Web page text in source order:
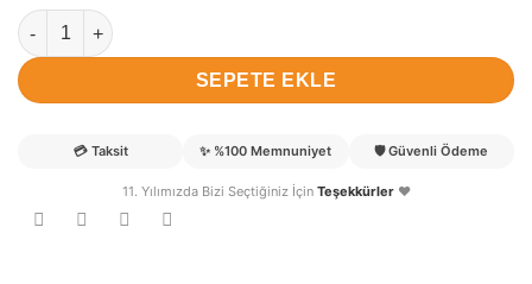
İnci isimli Deniz Kızı Bebek Kapı Süsü adet
SEPETE EKLE
💳 Taksit ✨ %100 Memnuniyet 🛡️ Güvenli Ödeme
11. Yılımızda Bizi Seçtiğiniz İçin Teşekkürler❤️